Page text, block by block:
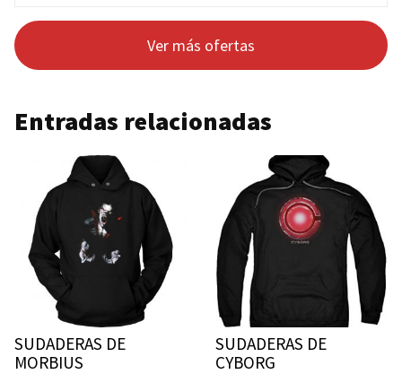
Ver más ofertas
Entradas relacionadas
SUDADERAS DE
MORBIUS
SUDADERAS DE
CYBORG